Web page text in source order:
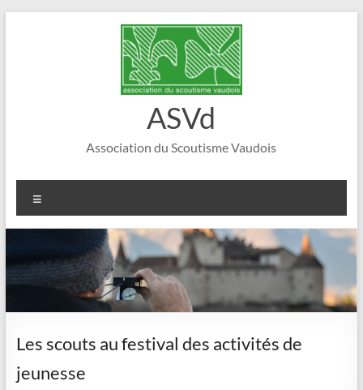
ASVd
Association du Scoutisme Vaudois
Les scouts au festival des activités de
jeunesse